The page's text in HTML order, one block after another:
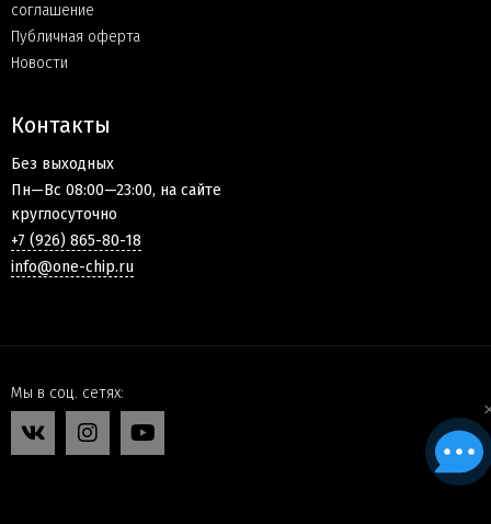
соглашение
Публичная оферта
Новости
Контакты
Без выходных
Пн—Вс 08:00—23:00, на сайте
круглосуточно
+7 (926) 865-80-18
info@one-chip.ru
Мы в соц. сетях